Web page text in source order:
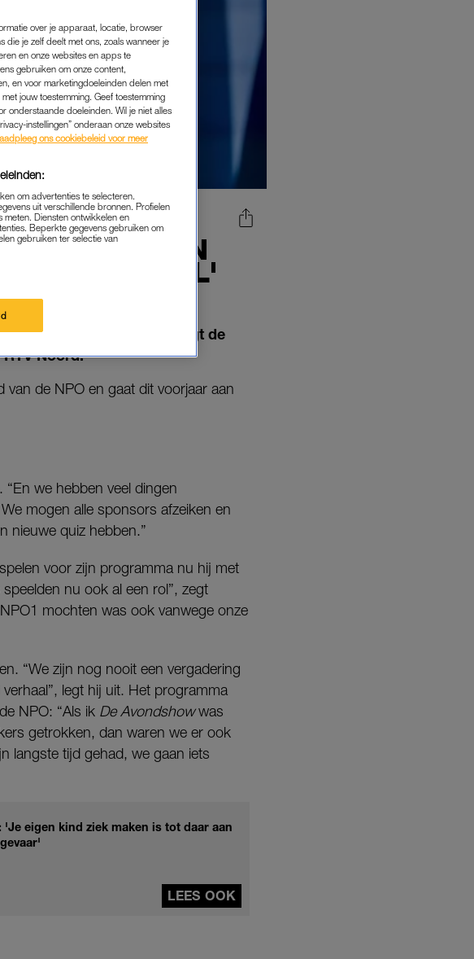
IN
HET WEL'
de commerciëlen”. Dat zegt de
Noord.
van de NPO en gaat dit voorjaar aan
we hebben veel dingen
mogen alle sponsors afzeiken en
nieuwe quiz hebben.”
voor zijn programma nu hij met
nu ook al een rol”, zegt
mochten was ook vanwege onze
“We zijn nog nooit een vergadering
legt hij uit. Het programma
NPO: “Als ik De Avondshowwas
getrokken, dan waren we er ook
langste tijd gehad, we gaan iets
eigen kind ziek maken is tot daar aan
LEES OOK
over je apparaat, locatie, browser
die je zelf deelt met ons, zoals wanneer je
en onze websites en apps te
gebruiken om onze content,
en voor marketingdoeleinden delen met
jouw toestemming. Geef toestemming
onderstaande doeleinden. Wil je niet alles
instellingen” onderaan onze websites
ons cookiebeleid voor meer
om advertenties te selecteren.
uit verschillende bronnen. Profielen
Diensten ontwikkelen en
Beperkte gegevens gebruiken om
gebruiken ter selectie van